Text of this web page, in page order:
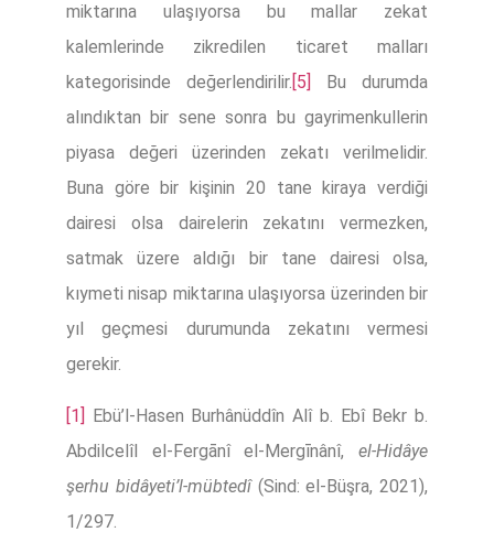
miktarına ulaşıyorsa bu mallar zekat
kalemlerinde zikredilen ticaret malları
kategorisinde değerlendirilir. [5]
Bu durumda
alındıktan bir sene sonra bu gayrimenkullerin
piyasa değeri üzerinden zekatı verilmelidir.
Buna göre bir kişinin 20 tane kiraya verdiği
dairesi olsa dairelerin zekatını vermezken,
satmak üzere aldığı bir tane dairesi olsa,
kıymeti nisap miktarına ulaşıyorsa üzerinden bir
yıl geçmesi durumunda zekatını vermesi
gerekir.
[1] Ebü’l-Hasen Burhânüddîn Alî b. Ebî Bekr b.
Abdilcelîl el-Fergānî el-Mergīnânî, el-Hidâye
şerhu bidâyeti’l-mübtedî(Sind: el-Büşra, 2021),
1/297.